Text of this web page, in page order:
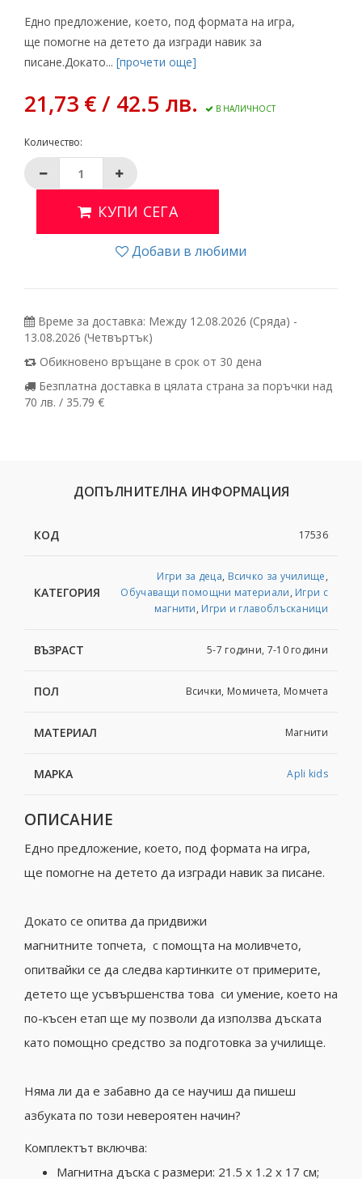
Едно предложение, което, под формата на игра,
ще помогне на детето да изгради навик за
писане.Докато... [прочети още]
21,73 € / 42.5 лв. В НАЛИЧНОСТ
Количество:
КУПИ СЕГА
Добави в любими
Време за доставка: Между 12.08.2026 (Сряда) -
13.08.2026 (Четвъртък)
Обикновено връщане в срок от 30 дена
Безплатна доставка в цялата страна за поръчки над
70 лв. / 35.79 €
ДОПЪЛНИТЕЛНА ИНФОРМАЦИЯ
КОД 17536
КАТЕГОРИЯ
Игри за деца, Всичко за училище,
Обучаващи помощни материали, Игри с
магнити, Игри и главоблъсканици
ВЪЗРАСТ 5-7 години, 7-10 години
ПОЛ Всички, Момичета, Момчета
МАТЕРИАЛ Магнити
МАРКА Apli kids
ОПИСАНИЕ
Едно предложение, което, под формата на игра,
ще помогне на детето да изгради навик за писане.
Докато се опитва да придвижи
магнитните топчета, с помощта на моливчето,
опитвайки се да следва картинките от примерите,
детето ще усъвършенства това си умение, което на
по-късен етап ще му позволи да използва дъската
като помощно средство за подготовка за училище.
Няма ли да е забавно да се научиш да пишеш
азбуката по този невероятен начин?
Комплектът включва:
Магнитна дъска с размери: 21.5 х 1.2 х 17 см;